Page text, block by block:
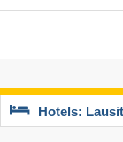
Hotels: